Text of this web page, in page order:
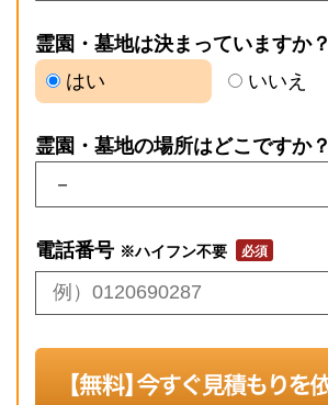
霊園・墓地は決まっていますか？
はい
いいえ
霊園・墓地の場所はどこですか？
電話番号 ※ハイフン不要